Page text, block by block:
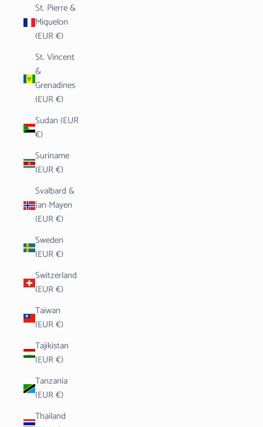
St. Pierre &
Miquelon
(EUR €)
St. Vincent
&
Grenadines
(EUR €)
Sudan (EUR
€)
Suriname
(EUR €)
Svalbard &
Jan Mayen
(EUR €)
Sweden
(EUR €)
Switzerland
(EUR €)
Taiwan
(EUR €)
Tajikistan
(EUR €)
Tanzania
(EUR €)
Thailand